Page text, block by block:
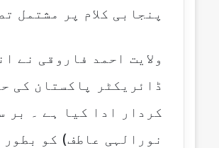
پنجابی کلام پر مشتمل
ولایت احمد فاروقی نے
ڈائریکٹر پاکستان کی
کردار ادا کیا ہے ۔ بر
نورالہی عاطف) کو